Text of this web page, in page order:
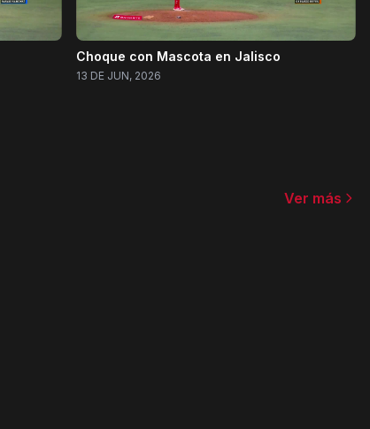
Choque con Mascota en Jalisco
13 DE JUN, 2026
Ver más